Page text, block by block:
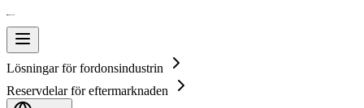
Lösningar för fordonsindustrin
Reservdelar för eftermarknaden